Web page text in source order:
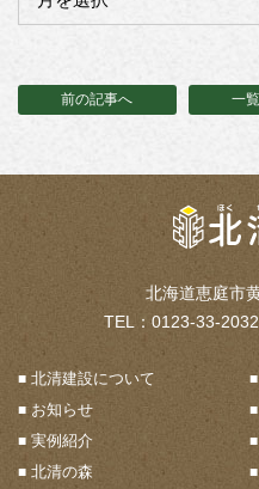
前の記事へ 一
北海道恵庭市
TEL：0123-33-
北清建設について
お知らせ
実例紹介
北清の森